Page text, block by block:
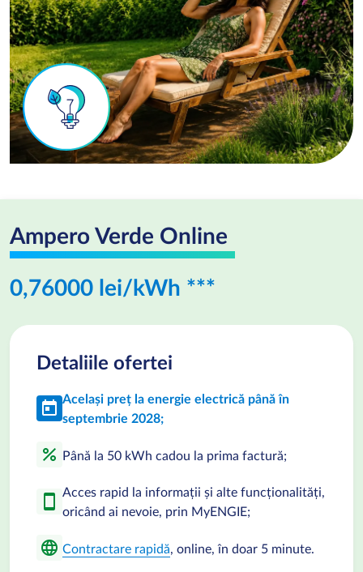
Ampero Verde Online
0,76000 lei/kWh ***
Detaliile ofertei
today Același preț la energie electrică până în
septembrie 2028;
percent Până la 50 kWh cadou la prima factură;
smartphone
Acces rapid la informații și alte funcționalități,
oricând ai nevoie, prin MyENGIE;
language Contractare rapidă, online, în doar 5 minute.